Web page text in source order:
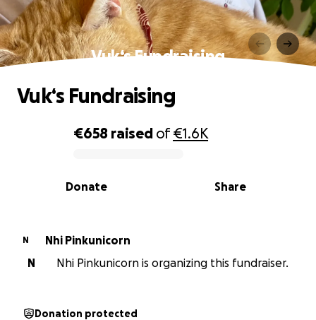
Vuk‘s Fundraising
0% complete
€658 raised of€1.6K
Share
Donate
Vuk‘s Fundraising
N
Nhi Pinkunicorn
N
Nhi Pinkunicorn is organizing this fundraiser.
Donation protected